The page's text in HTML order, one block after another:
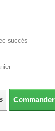
succès
Commander